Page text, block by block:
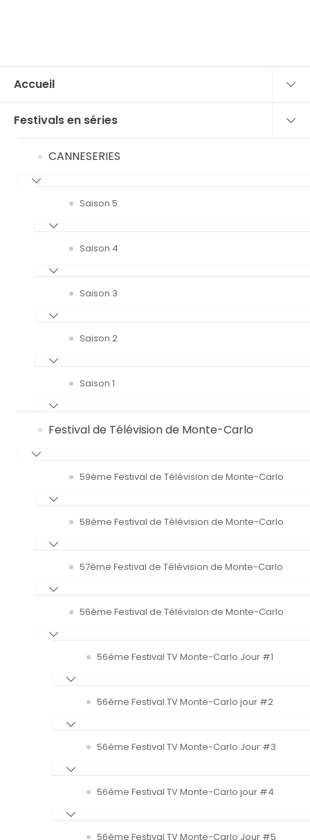
Accueil
Festivals en séries
CANNESERIES
Saison 5
Saison 4
Saison 3
Saison 2
Saison 1
Festival de Télévision de Monte-Carlo
59ème Festival de Télévision de Monte-Carlo
58ème Festival de Télévision de Monte-Carlo
57ème Festival de Télévision de Monte-Carlo
56ème Festival de Télévision de Monte-Carlo
56ème Festival TV Monte-Carlo Jour #1
56ème Festival TV Monte-Carlo jour #2
56ème Festival TV Monte-Carlo Jour #3
56ème Festival TV Monte-Carlo jour #4
56ème Festival TV Monte-Carlo Jour #5